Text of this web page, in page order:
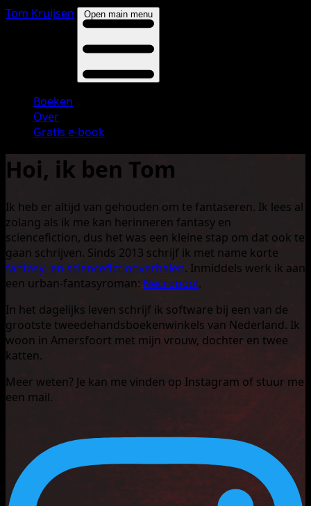
Tom Kruijsen Open main menu
Boeken
Over
Gratis e-book
Hoi, ik ben Tom
Ik heb er altijd van gehouden om te fantaseren. Ik lees al
zolang als ik me kan herinneren fantasy en
sciencefiction, dus het was een kleine stap om dat ook te
gaan schrijven. Sinds 2013 schrijf ik met name korte
fantasy- en sciencefictionverhalen. Inmiddels werk ik aan
een urban-fantasyroman: Necropool.
In het dagelijks leven schrijf ik software bij een van de
grootste tweedehandsboekenwinkels van Nederland. Ik
woon in Amersfoort met mijn vrouw, dochter en twee
katten.
Meer weten? Je kan me vinden op Instagram of stuur me
een mail.